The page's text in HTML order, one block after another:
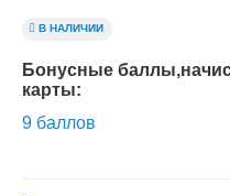
В НАЛИЧИИ
Бонусные
карты:
9 баллов